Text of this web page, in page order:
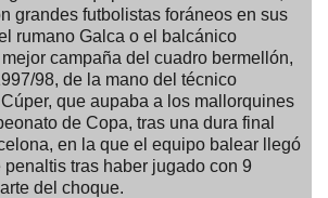
grandes futbolistas foráneos en sus
rumano Galca o el balcánico
campaña del cuadro bermellón,
98, de la mano del técnico
que aupaba a los mallorquines
de Copa, tras una dura final
en la que el equipo balear llegó
penaltis tras haber jugado con 9
del choque.